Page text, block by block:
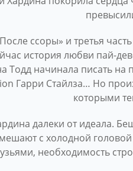
ссоры» и третья
история любви пай-
Тодд начинала писать на
Гарри Стайлза… Но
которыми
далеки от идеала.
с холодной
необходимость